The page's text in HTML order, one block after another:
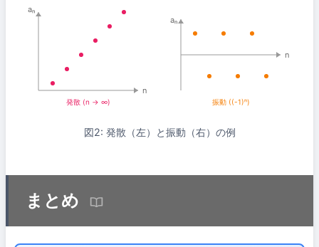
n
aₙ
発散 (n → ∞)
n
aₙ
振動 ((-1)ⁿ)
図2: 発散（左）と振動（右）の例
まとめ